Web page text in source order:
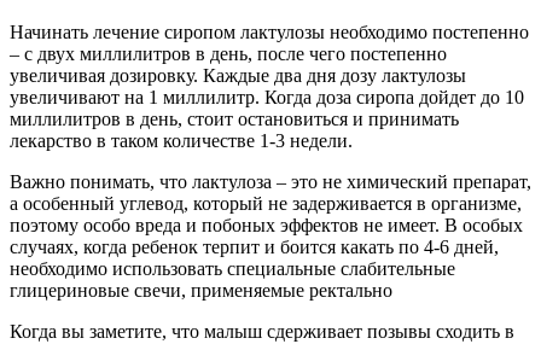
Начинать лечение сиропом лактулозы необходимо постепенно
– с двух миллилитров в день, после чего постепенно
увеличивая дозировку. Каждые два дня дозу лактулозы
увеличивают на 1 миллилитр. Когда доза сиропа дойдет до 10
миллилитров в день, стоит остановиться и принимать
лекарство в таком количестве 1-3 недели.
Важно понимать, что лактулоза – это не химический препарат,
а особенный углевод, который не задерживается в организме,
поэтому особо вреда и побоных эффектов не имеет. В особых
случаях, когда ребенок терпит и боится какать по 4-6 дней,
необходимо использовать специальные слабительные
глицериновые свечи, применяемые ректально
Когда вы заметите, что малыш сдерживает позывы сходить в